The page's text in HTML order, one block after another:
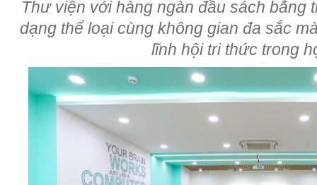
Thư viện với hàng ngàn đầu sách bằng
dạng thể loại cùng không gian đa sắc
lĩnh hội tri thức trong